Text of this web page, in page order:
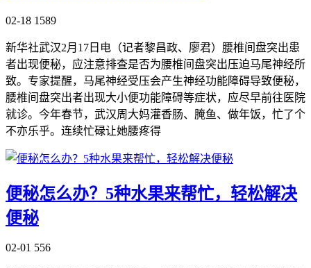
02-18 1589
新华社武汉2月17日电（记者黎昌政、廖君）腰椎间盘突出患
者出现便秘，应注意排查是否为腰椎间盘突出压迫马尾神经所
致。专家提醒，马尾神经受压会产生神经功能障碍导致便秘，
腰椎间盘突出者出现大小便功能障碍等症状，应尽早前往医院
就诊。今年春节，武汉周大妈灌香肠、腌鱼、做年饭，忙了个
不亦乐乎。连续忙碌让她腰疼得
便秘怎么办？5种水果来帮忙，轻松解决
便秘
02-01 556